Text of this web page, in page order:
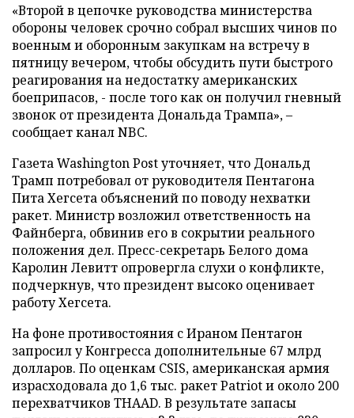
«Второй в цепочке руководства министерства
обороны человек срочно собрал высших чинов по
военным и оборонным закупкам на встречу в
пятницу вечером, чтобы обсудить пути быстрого
реагирования на недостатку американских
боеприпасов, - после того как он получил гневный
звонок от президента Дональда Трампа», –
сообщает канал NBC.
Газета Washington Post уточняет, что Дональд
Трамп потребовал от руководителя Пентагона
Пита Хегсета объяснений по поводу нехватки
ракет. Министр возложил ответственность на
Файнберга, обвинив его в сокрытии реального
положения дел. Пресс-секретарь Белого дома
Каролин Левитт опровергла слухи о конфликте,
подчеркнув, что президент высоко оценивает
работу Хегсета.
На фоне противостояния с Ираном Пентагон
запросил у Конгресса дополнительные 67 млрд
долларов. По оценкам CSIS, американская армия
израсходовала до 1,6 тыс. ракет Patriot и около 200
перехватчиков THAAD. В результате запасы